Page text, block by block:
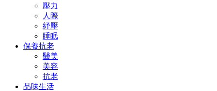
壓力
人際
紓壓
睡眠
保養抗老
醫美
美容
抗老
品味生活